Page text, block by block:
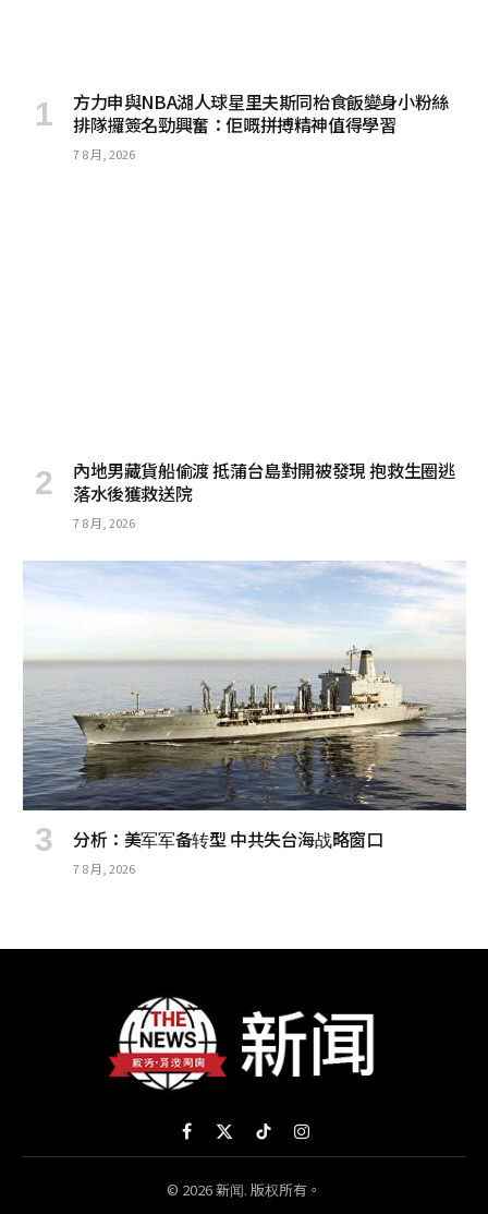
方力申與NBA湖人球星里夫斯同枱食飯變身小粉絲
排隊攞簽名勁興奮：佢嘅拼搏精神值得學習
7 8 月, 2026
內地男藏貨船偷渡 抵蒲台島對開被發現 抱救生圈逃
落水後獲救送院
7 8 月, 2026
分析：美军军备转型 中共失台海战略窗口
7 8 月, 2026
Facebook
X
(Twitter)
TikTokInstagram
© 2026 新闻. 版权所有。